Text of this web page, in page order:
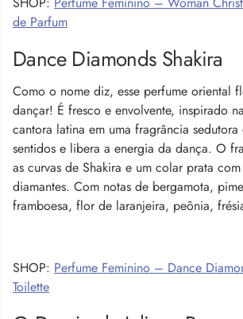
de Parfum
Dance Diamonds Shakira
Como o nome diz, esse perfume oriental
dançar! É fresco e envolvente, inspirado
cantora latina em uma fragrância sedutora
sentidos e libera a energia da dança. O
as curvas de Shakira e um colar prata
diamantes. Com notas de bergamota,
framboesa, flor de laranjeira, peônia,
SHOP: Perfume Feminino – Dance
Toilette